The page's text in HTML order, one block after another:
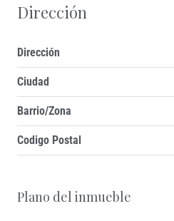
Dirección
Dirección
Ciudad
Barrio/Zona
Codigo Postal
+
Plano del inmueble